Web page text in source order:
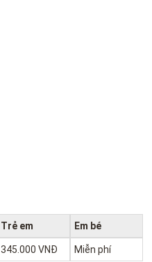
Trẻ em Em bé
345.000 VNĐ Miễn phí